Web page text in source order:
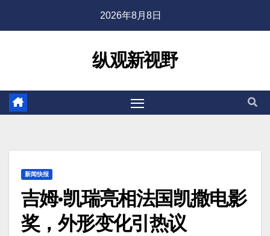
2026年8月8日
纵观新视野
新闻快报
吉姆·凯瑞亮相法国凯撒电影
奖，外形变化引热议